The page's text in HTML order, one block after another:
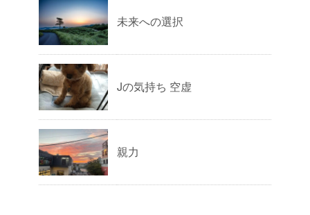
未来への選択
Jの気持ち 空虚
親力